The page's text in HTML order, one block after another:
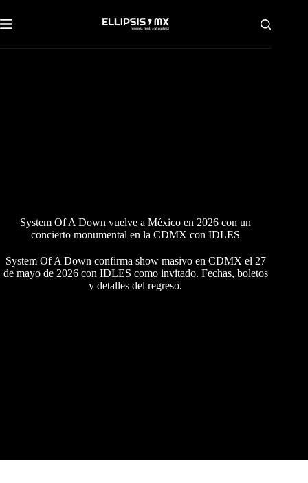
al
contenido
System Of A Down vuelve a México en 2026 con un
concierto monumental en la CDMX con IDLES
System Of A Down confirma show masivo en CDMX el 27
de mayo de 2026 con IDLES como invitado. Fechas, boletos
y detalles del regreso.